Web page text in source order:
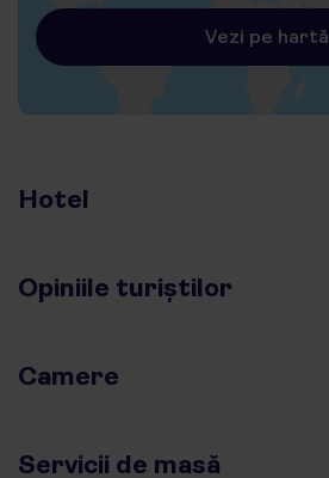
Vezi pe hartă
Hotel
Opiniile turiștilor
Camere
Servicii de masă